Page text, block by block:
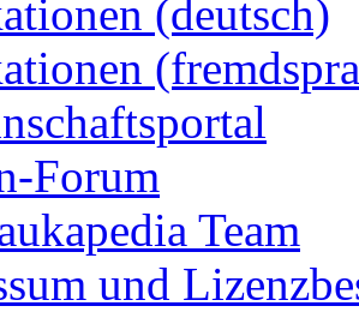
(deutsch)
Forum
Team
und